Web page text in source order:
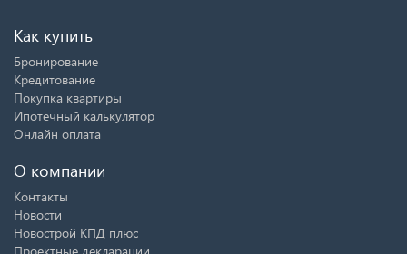
Как купить
Бронирование
Кредитование
Покупка квартиры
Ипотечный калькулятор
Онлайн оплата
О компании
Контакты
Новости
Новострой КПД плюс